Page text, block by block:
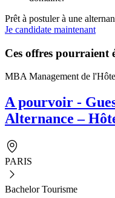
Prêt à postuler à une
Je candidate maintenant
Ces offres pourraient
MBA Management de
A pourvoir -
Alternance –
PARIS
Bachelor Tourisme